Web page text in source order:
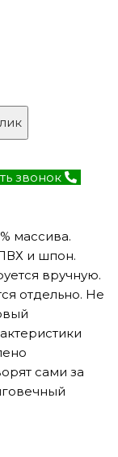
звонок
массива.
и шпон.
вручную.
отдельно. Не
сами за